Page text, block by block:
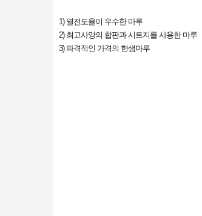
1) 열전도율이 우수한 마루
2) 최고사양의 합판과 시트지를 사용한 마루
3) 파격적인 가격의 한샘마루